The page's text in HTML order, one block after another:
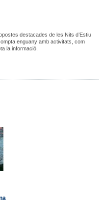
destacades de les Nits d’Estiu
enguany amb activitats, com
la informació.